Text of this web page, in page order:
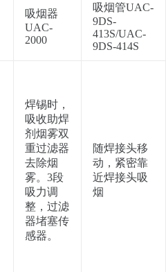
吸烟器
UAC-
2000
吸烟管UAC-
9DS-
413S/UAC-
9DS-414S
焊锡时，
吸收助焊
剂烟雾双
重过滤器
去除烟
雾。3段
吸力调
整，过滤
器堵塞传
感器。
随焊接头移
动，紧密靠
近焊接头吸
烟